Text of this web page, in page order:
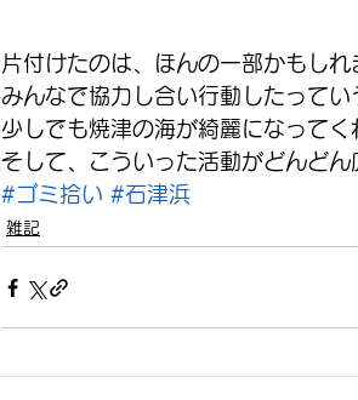
片付けたのは、ほんの一部かもしれ
みんなで協力し合い行動したってい
少しでも焼津の海が綺麗になってく
そして、こういった活動がどんどん
#ゴミ拾い #石津浜
雑記